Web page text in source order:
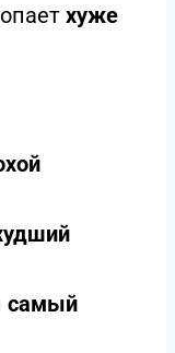
хуже
самый